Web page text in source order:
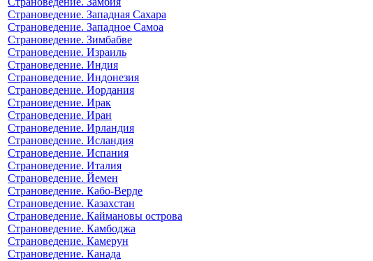
Страноведение. Западная Сахара
Страноведение. Западное Самоа
Страноведение. Зимбабве
Страноведение. Израиль
Страноведение. Индия
Страноведение. Индонезия
Страноведение. Иордания
Страноведение. Ирак
Страноведение. Иран
Страноведение. Ирландия
Страноведение. Исландия
Страноведение. Испания
Страноведение. Италия
Страноведение. Йемен
Страноведение. Кабо-Верде
Страноведение. Казахстан
Страноведение. Каймановы острова
Страноведение. Камбоджа
Страноведение. Камерун
Страноведение. Канада